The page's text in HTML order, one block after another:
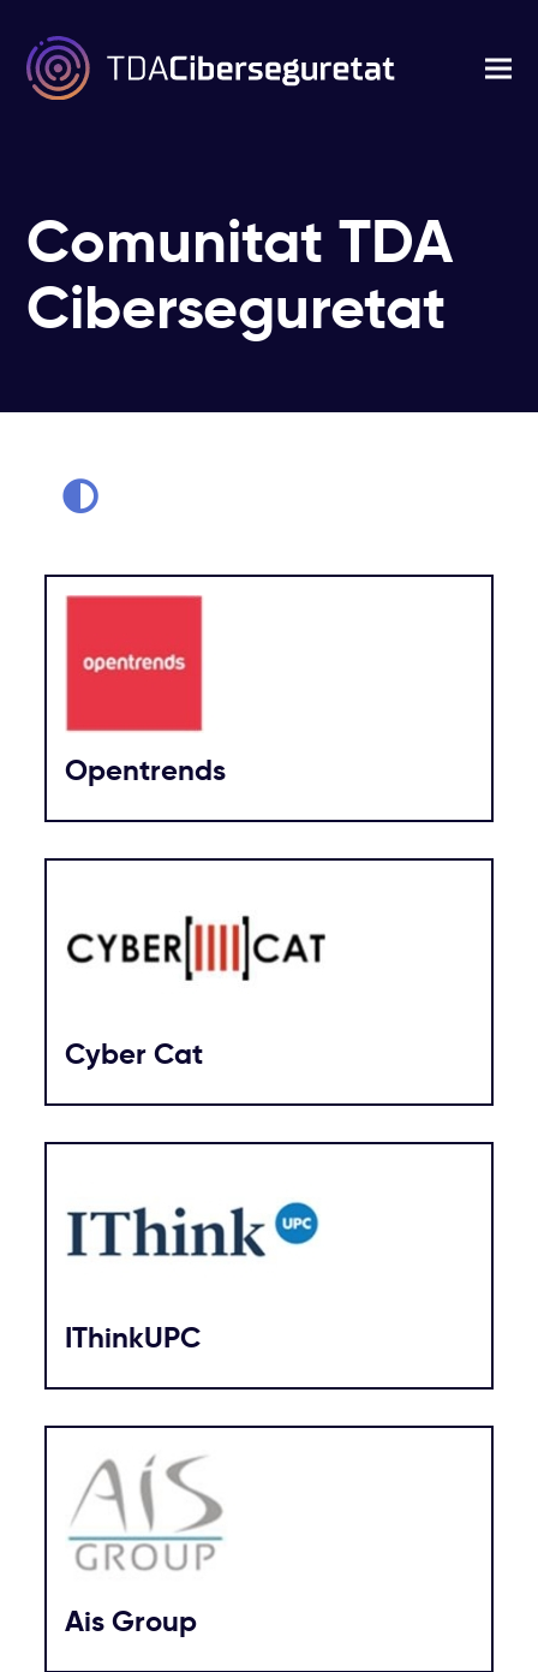
Comunitat TDA
Ciberseguretat
Opentrends
Cyber Cat
IThinkUPC
Ais Group